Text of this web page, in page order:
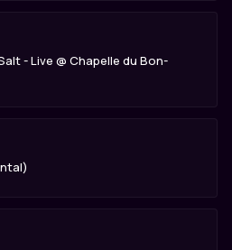
- Live @ Chapelle du Bon-